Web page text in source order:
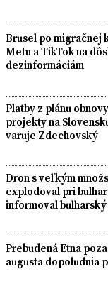
Brusel po migračnej
Metu a TikTok na
dezinformáciám
Platby z plánu
projekty na
varuje Zdechovský
Dron s veľkým
explodoval pri
informoval
Prebudená Etna
augusta dopoludnia